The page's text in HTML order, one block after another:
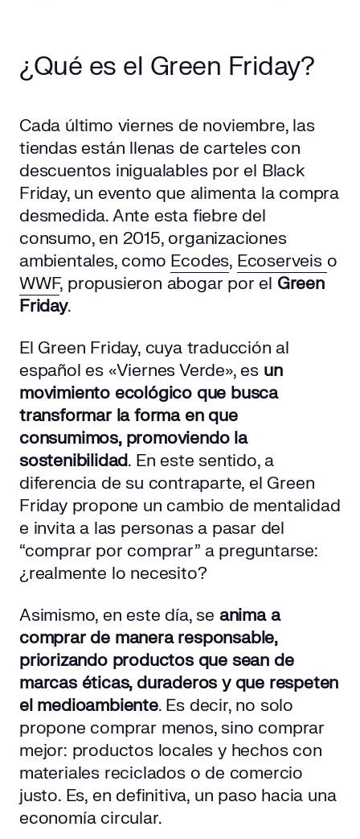
¿Qué es el Green Friday?
Cada último viernes de noviembre, las
tiendas están llenas de carteles con
descuentos inigualables por el Black
Friday, un evento que alimenta la compra
desmedida. Ante esta fiebre del
consumo, en 2015, organizaciones
ambientales, como Ecodes, Ecoserveis o
WWF, propusieron abogar por el Green
Friday.
El Green Friday, cuya traducción al
español es «Viernes Verde», es un
movimiento ecológico que busca
transformar la forma en que
consumimos, promoviendo la
sostenibilidad. En este sentido, a
diferencia de su contraparte, el Green
Friday propone un cambio de mentalidad
e invita a las personas a pasar del
“comprar por comprar” a preguntarse:
¿realmente lo necesito?
Asimismo, en este día, se anima a
comprar de manera responsable,
priorizando productos que sean de
marcas éticas, duraderos y que respeten
el medioambiente. Es decir, no solo
propone comprar menos, sino comprar
mejor: productos locales y hechos con
materiales reciclados o de comercio
justo. Es, en definitiva, un paso hacia una
economía circular.